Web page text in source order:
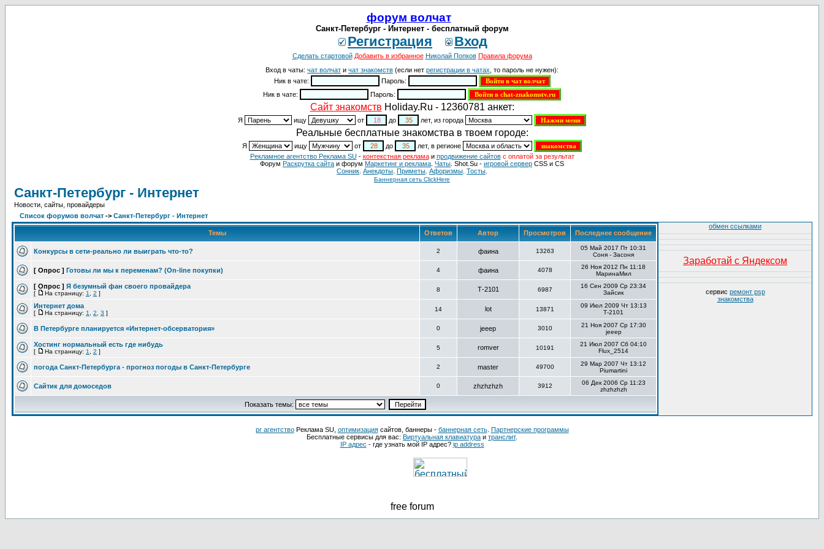
форум волчат
Санкт-Петербург - Интернет - бесплатный форум
Регистрация Вход
Сделать стартовой Добавить в избранное Николай Попков Правила форума
Вход в чаты: чат волчат и чат знакомств (если нет регистрации в чатах , то пароль не нужен):
Ник в чате:
Пароль:
Ник в чате:
Пароль:
Cайт знакомств Holiday.Ru - 12360781 анкет:
Я ищу от до лет, из города
Реальные бесплатные знакомства в твоем городе:
Я ищу от до
лет, в регионе
Рекламное агентство Реклама SU- контекстная рекламаи продвижение сайтов с оплатой за результат
Форум Раскрутка сайта и форум Маркетинг и реклама Чаты . Shot.Su - игровой сервер CSS и CS
Сонник Анекдоты Приметы Aфоризмы Тосты
Баннерная сеть ClickHere
Санкт-Петербург - Интернет
Новости, сайты, провайдеры
Список форумов волчат -> Санкт-Петербург - Интернет
Темы Ответов Автор Просмотров Последнее сообщение
Конкурсы в сети-реально ли выиграть что-то? 2 фаина 13263
05 Май 2017 Пт 10:31
Соня - Засоня
[ Опрос ] Готовы ли мы к переменам? (On-line покупки) 4 фаина 4078
26 Ноя 2012 Пн 11:18
МаринаМил
[ Опрос ] Я безумный фан своего провайдера
[ На страницу: 1 2 ]
8 Т-2101 6987
16 Сен 2009 Ср 23:34
Зайсик
Интернет дома
[ На страницу: 1 2 3 ]
14 lot 13871
09 Июл 2009 Чт 13:13
Т-2101
В Петербурге планируется «Интернет-обсерватория» 0 jeeep 3010
21 Ноя 2007 Ср 17:30
jeeep
Хостинг нормальный есть где нибудь
[ На страницу: 1 2 ]
5 romver 10191
21 Июл 2007 Сб 04:10
Flux_2514
погода Санкт-Петербурга - прогноз погоды в Санкт-Петербурге 2 master 49700
29 Мар 2007 Чт 13:12
Piumartini
Сайтик для домоседов 0 zhzhzhzh 3912
06 Дек 2006 Ср 11:23
zhzhzhzh
Показать темы:
обмен ссылками
Заработай с Яндексом
сервис ремонт psp
знакомства
pr агентствоРеклама SU, оптимизациясайтов, баннеры - баннерная сеть. Партнерские программы
Бесплатные сервисы для вас: Виртуальная клавиатура и транслит.
IP адрес - где узнать мой IP адрес? ip address
free forum